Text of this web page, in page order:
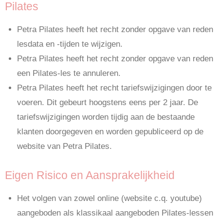
Pilates
Petra Pilates heeft het recht zonder opgave van reden
lesdata en -tijden te wijzigen.
Petra Pilates heeft het recht zonder opgave van reden
een Pilates-les te annuleren.
Petra Pilates heeft het recht tariefswijzigingen door te
voeren. Dit gebeurt hoogstens eens per 2 jaar. De
tariefswijzigingen worden tijdig aan de bestaande
klanten doorgegeven en worden gepubliceerd op de
website van Petra Pilates.
Eigen Risico en Aansprakelijkheid
Het volgen van zowel online (website c.q. youtube)
aangeboden als klassikaal aangeboden Pilates-lessen